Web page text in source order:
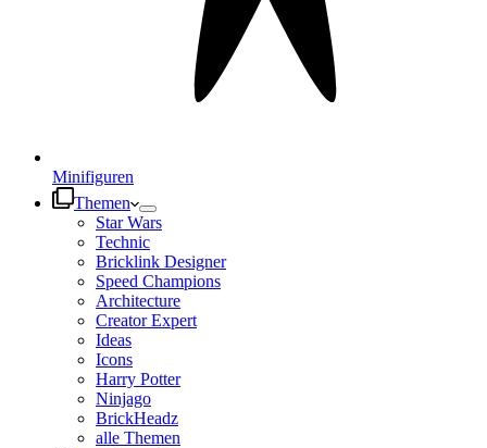
Minifiguren
Themen
Star Wars
Technic
Bricklink Designer
Speed Champions
Architecture
Creator Expert
Ideas
Icons
Harry Potter
Ninjago
BrickHeadz
alle Themen